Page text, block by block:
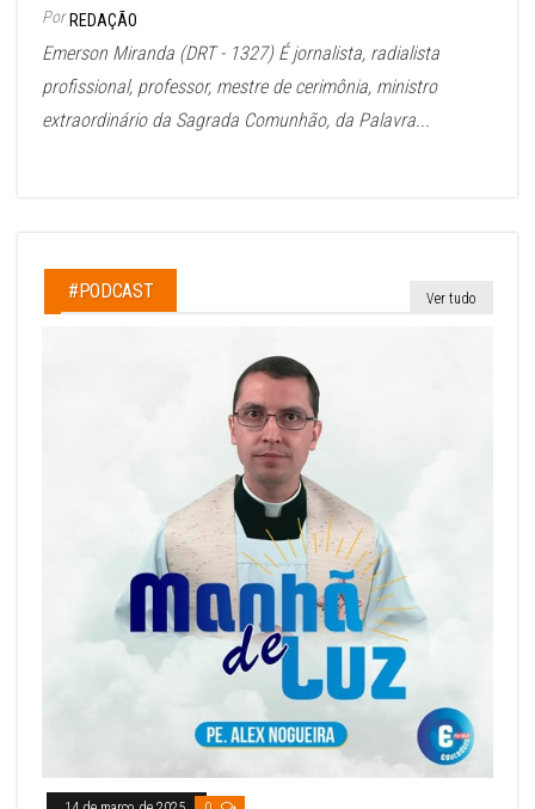
Por REDAÇÃO
Emerson Miranda (DRT - 1327) É jornalista, radialista
profissional, professor, mestre de cerimônia, ministro
extraordinário da Sagrada Comunhão, da Palavra...
#PODCAST Ver tudo